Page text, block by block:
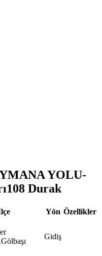
YOLU-
108 Durak
Yön Özellikler
Gidiş